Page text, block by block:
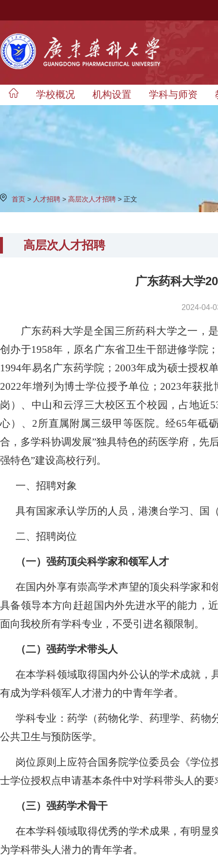
学校概况 机构设置 学科与师资
首页 > 人才招聘 > 高层次人才招聘 > 正文
高层次人才招聘
广东药科大学
2024-
广东药科大学是全国三所药科大学之一，
创办于1958年，原名广东省卫生干部进修学院
1994年易名广东药学院； 2003年成为硕士授权
2022年增列为博士学位授予单位； 2023年获批
岗）、中山和云浮三大校区五个校园，占地近
心）、 2所直属附属三级甲等医院。经65年砥
合，多学科协调发展”独具特色的药医学府，先
强特色”建设高校行列。
一、 招聘对象
具有国家承认学历的人员，港澳台学习、国
二、 招聘岗位
（一）强药顶尖科学家和领军人才
在国内外享有崇高学术声望的顶尖科学家和
具备领导本方向赶超国内外先进水平的能力，
面向我校所有学科专业，不受引进名额限制。
（二）强药学术带头人
在本学科领域取得国内外公认的学术成就，
有成为学科领军人才潜力的中青年学者。
学科专业：药学（药物化学、药理学、药物
公共卫生与预防医学。
岗位原则上应符合国务院学位委员会《学位
士学位授权点申请基本条件中对学科带头人的要
（三）强药学术骨干
在本学科领域取得优秀的学术成果，有明显
为学科带头人潜力的青年学者。